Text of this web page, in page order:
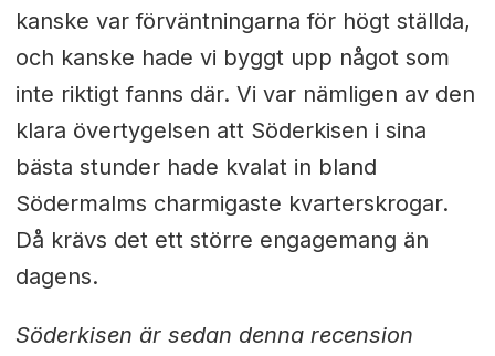
kanske var förväntningarna för högt ställda,
och kanske hade vi byggt upp något som
inte riktigt fanns där. Vi var nämligen av den
klara övertygelsen att Söderkisen i sina
bästa stunder hade kvalat in bland
Södermalms charmigaste kvarterskrogar.
Då krävs det ett större engagemang än
dagens.
Söderkisen är sedan denna recension